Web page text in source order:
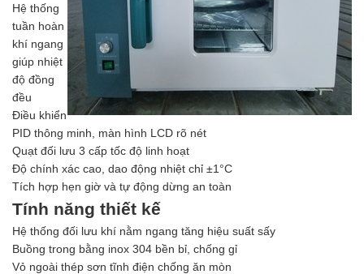
Hệ thống
tuần hoàn
khí ngang
giúp nhiệt
độ đồng
đều
Điều khiển
PID thông minh, màn hình LCD rõ nét
Quạt đối lưu 3 cấp tốc độ linh hoạt
Độ chính xác cao, dao động nhiệt chỉ ±1°C
Tích hợp hẹn giờ và tự động dừng an toàn
Tính năng thiết kế
Hệ thống đối lưu khí nằm ngang tăng hiệu suất sấy
Buồng trong bằng inox 304 bền bỉ, chống gỉ
Vỏ ngoài thép sơn tĩnh điện chống ăn mòn